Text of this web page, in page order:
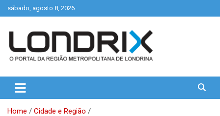
Skip
to
sábado, agosto 8, 2026
Londrix
Home
Cidade e Região